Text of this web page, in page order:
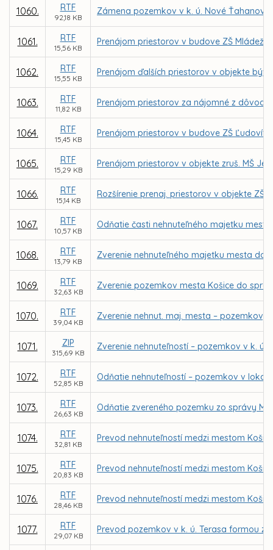
1060. RTF
92,18 KB
Zámena pozemkov v k. ú. Nové
1061. RTF
15,56 KB
Prenájom priestorov v budove ZŠ
1062. RTF
15,55 KB
Prenájom ďalších priestorov v objekte býv.
1063. RTF
11,82 KB
Prenájom priestorov za nájomné z
1064. RTF
15,45 KB
Prenájom priestorov v budove ZŠ Ľudovíta
1065. RTF
15,29 KB
Prenájom priestorov v objekte zruš. MŠ
1066. RTF
15,14 KB
Rozšírenie prenaj. priestorov v objekte ZŠ
1067. RTF
10,57 KB
Odňatie časti nehnuteľného majetku
1068. RTF
13,79 KB
Zverenie nehnuteľného majetku mesta do
1069. RTF
32,63 KB
Zverenie pozemkov mesta Košice do
1070. RTF
39,04 KB
Zverenie nehnut. maj. mesta – pozemkov,
1071. ZIP
315,69 KB
Zverenie nehnuteľností – pozemkov v k. ú.
1072. RTF
52,85 KB
Odňatie nehnuteľností – pozemkov v
1073. RTF
26,63 KB
Odňatie zvereného pozemku zo správy
1074. RTF
32,81 KB
Prevod nehnuteľností medzi mestom
1075. RTF
20,83 KB
Prevod nehnuteľností medzi mestom
1076. RTF
28,46 KB
Prevod nehnuteľností medzi mestom
1077. RTF
29,07 KB
Prevod pozemkov v k. ú. Terasa formou